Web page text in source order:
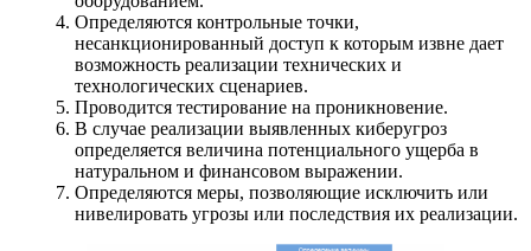
Определяются контрольные точки,
несанкционированный доступ к которым извне дает
возможность реализации технических и
технологических сценариев.
Проводится тестирование на проникновение.
В случае реализации выявленных киберугроз
определяется величина потенциального ущерба в
натуральном и финансовом выражении.
Определяются меры, позволяющие исключить или
нивелировать угрозы или последствия их реализации.